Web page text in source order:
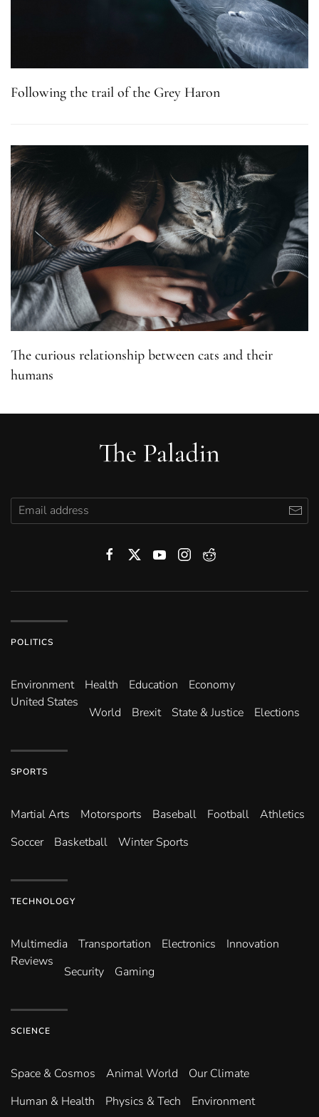
Following the trail of the Grey Haron
The curious relationship between cats and their
humans
POLITICS
Environ­ment Health Education
Economy
United States
World Brexit State & Justice Elections
SPORTS
Martial Arts Motorsports Baseball Football
Athletics
Soccer
Basketball Winter Sports
TECHNOLOGY
Multimedia Transportation Electronics
Innovation
Reviews
Security Gaming
SCIENCE
Space & Cosmos Animal World
Our Climate
Human & Health
Physics & Tech
Environment